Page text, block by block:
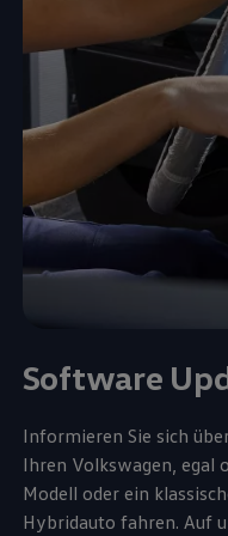
Software
Informieren Sie sich
Ihren Volkswagen, egal
Modell oder ein
Hybridauto fahren. Auf